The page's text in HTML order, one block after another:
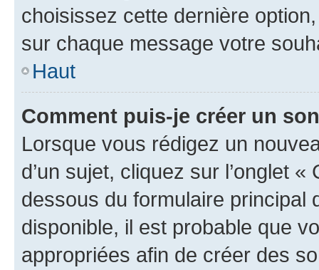
choisissez cette dernière
sur chaque message votre
Haut
Comment puis-je créer un
Lorsque vous rédigez un
d’un sujet, cliquez sur l’onglet
dessous du formulaire principal
disponible, il est probable que
appropriées afin de créer des